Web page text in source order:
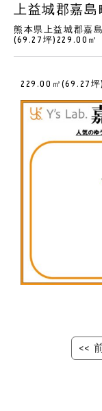
上益城郡嘉
熊本県上益城郡嘉
(69.27坪)229.00㎡
229.00㎡(69.27坪)
<<